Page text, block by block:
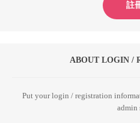
註
ABOUT LOGIN /
Put your login / registration
admin